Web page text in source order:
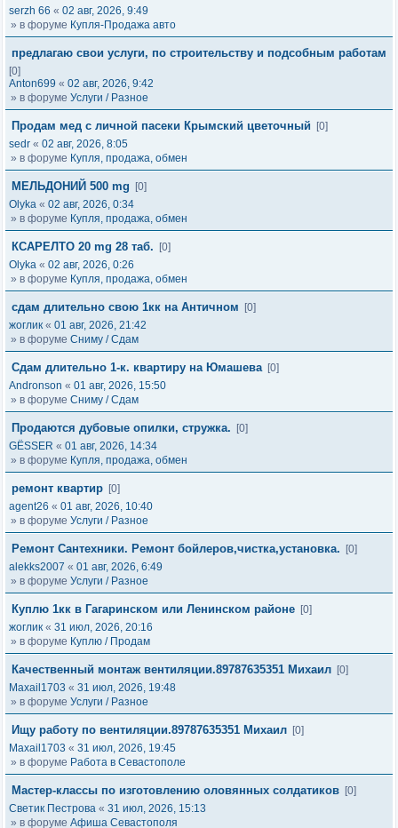
serzh 66 « 02 авг, 2026, 9:49
» в форуме Купля-Продажа авто
предлагаю свои услуги, по строительству и подсобным работам
[0]
Anton699 « 02 авг, 2026, 9:42
» в форуме Услуги / Разное
Продам мед с личной пасеки Крымский цветочный
[0]
sedr « 02 авг, 2026, 8:05
» в форуме Купля, продажа, обмен
МЕЛЬДОНИЙ 500 mg
[0]
Olyka « 02 авг, 2026, 0:34
» в форуме Купля, продажа, обмен
КСАРЕЛТО 20 mg 28 таб.
[0]
Olyka « 02 авг, 2026, 0:26
» в форуме Купля, продажа, обмен
сдам длительно свою 1кк на Античном
[0]
жоглик « 01 авг, 2026, 21:42
» в форуме Сниму / Сдам
Сдам длительно 1-к. квартиру на Юмашева [0]
Andronson « 01 авг, 2026, 15:50
» в форуме Сниму / Сдам
Продаются дубовые опилки, стружка.
[0]
GЁSSER « 01 авг, 2026, 14:34
» в форуме Купля, продажа, обмен
ремонт квартир [0]
agent26 « 01 авг, 2026, 10:40
» в форуме Услуги / Разное
Ремонт Сантехники. Ремонт бойлеров,чистка,установка.
[0]
alekks2007 « 01 авг, 2026, 6:49
» в форуме Услуги / Разное
Куплю 1кк в Гагаринском или Ленинском районе [0]
жоглик « 31 июл, 2026, 20:16
» в форуме Куплю / Продам
Качественный монтаж вентиляции.89787635351 Михаил [0]
Maxail1703 « 31 июл, 2026, 19:48
» в форуме Услуги / Разное
Ищу работу по вентиляции.89787635351 Михаил [0]
Maxail1703 « 31 июл, 2026, 19:45
» в форуме Работа в Севастополе
Мастер-классы по изготовлению оловянных солдатиков [0]
Светик Пестрова « 31 июл, 2026, 15:13
» в форуме Афиша Севастополя